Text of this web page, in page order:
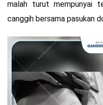
malah turut mempunyai
canggih bersama pasukan